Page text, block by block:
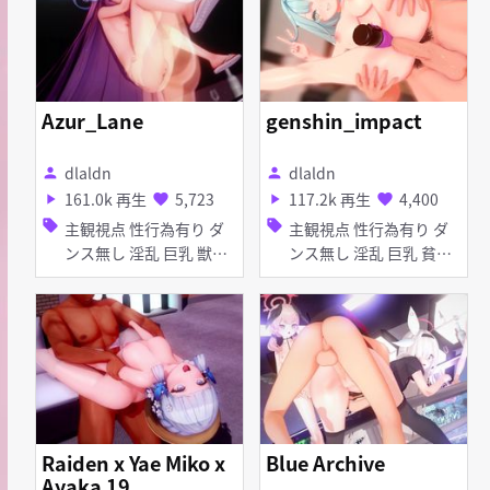
Azur_Lane
person dlaldn
play_arrow 161.0k 再生 favorite 5,723
sell 主観視点 性行為有り ダ
ンス無し 淫乱 巨乳 獣耳
貧乳 ぷに アヘ顔 お漏ら
し・潮吹き 乱交
genshin_impact
person dlaldn
play_arrow 117.2k 再生 favorite 4,400
sell 主観視点 性行為有り ダ
ンス無し 淫乱 巨乳 貧乳
ぷに マイクロ水着 アヘ
顔 お漏らし・潮吹き 手
コキ 乱交
Raiden x Yae Miko x
Blue Archive